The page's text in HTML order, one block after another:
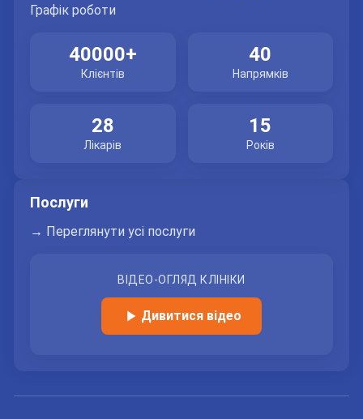
Графік роботи
40000+
Клієнтів
40
Напрямків
28
Лікарів
15
Років
Послуги
→ Переглянути усі послуги
ВІДЕО-ОГЛЯД КЛІНІКИ
Дивитися відео